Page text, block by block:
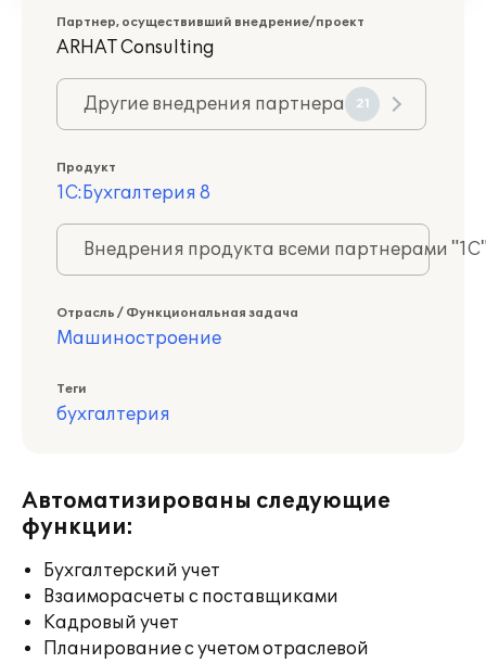
Партнер, осуществивший внедрение/проект
ARHAT Consulting
Другие внедрения партнера 21
Продукт
1С:Бухгалтерия 8
Внедрения продукта всеми партнерами
Отрасль / Функциональная задача
Машиностроение
Теги
бухгалтерия
Автоматизированы следующие
функции:
Бухгалтерский учет
Взаиморасчеты с поставщиками
Кадровый учет
Планирование с учетом отраслевой